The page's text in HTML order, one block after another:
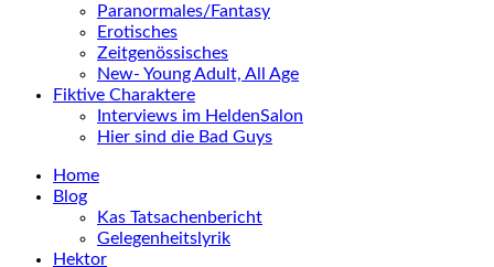
Paranormales/Fantasy
Erotisches
Zeitgenössisches
New- Young Adult, All Age
Fiktive Charaktere
Interviews im HeldenSalon
Hier sind die Bad Guys
Home
Blog
Kas Tatsachenbericht
Gelegenheitslyrik
Hektor